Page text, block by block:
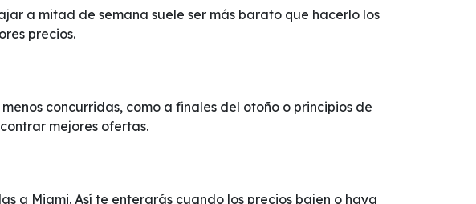
a mitad de semana suele ser más barato que hacerlo los
precios.
concurridas, como a finales del otoño o principios de
mejores ofertas.
a Miami. Así te enterarás cuando los precios bajen o haya